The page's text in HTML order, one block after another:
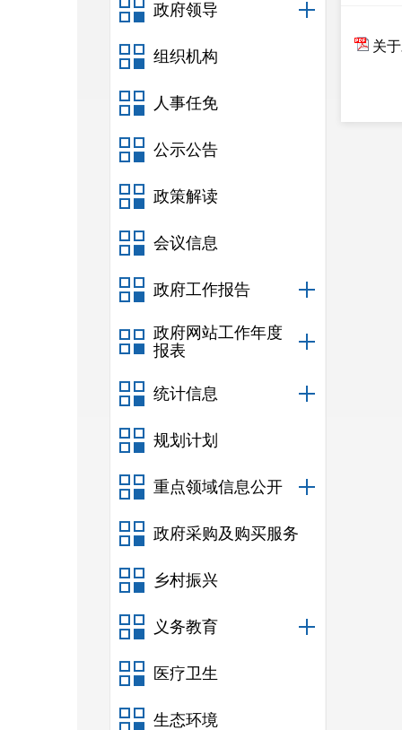
政府领导
组织机构
人事任免
公示公告
政策解读
会议信息
政府工作报告
政府网站工作年度
报表
统计信息
规划计划
重点领域信息公开
政府采购及购买服务
乡村振兴
义务教育
医疗卫生
生态环境
关